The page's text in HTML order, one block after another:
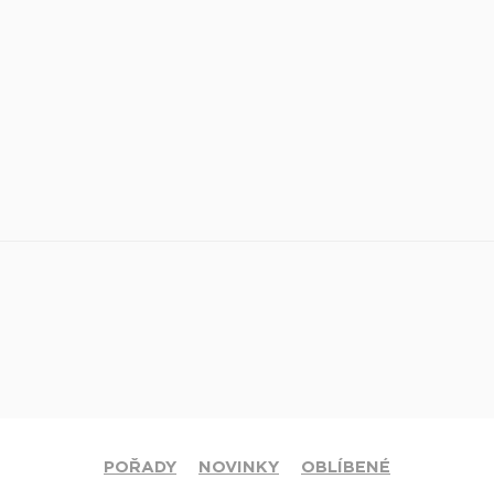
POŘADY NOVINKY OBLÍBENÉ